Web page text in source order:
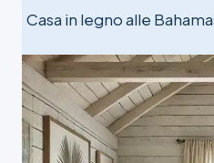
Casa in legno alle